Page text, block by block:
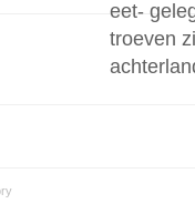
eet-
troeven